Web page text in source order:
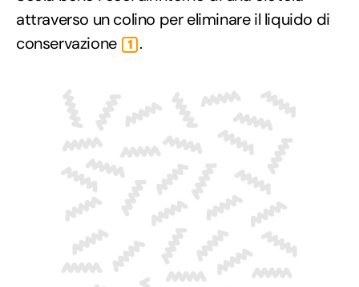
attraverso un colino per eliminare il liquido di
conservazione
1 .